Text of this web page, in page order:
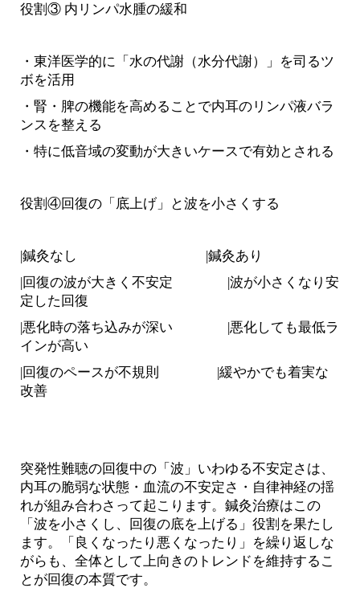
役割③ 内リンパ水腫の緩和
・東洋医学的に「水の代謝（水分代謝）」を司るツ
ボを活用
・腎・脾の機能を高めることで内耳のリンパ液バラ
ンスを整える
・特に低音域の変動が大きいケースで有効とされる
役割④回復の「底上げ」と波を小さくする
|鍼灸なし
|鍼灸あり
|回復の波が大きく不安定 |波が小さくなり安
定した回復
|悪化時の落ち込みが深い |悪化しても最低ラ
インが高い
|回復のペースが不規則
|緩やかでも着実な
改善
突発性難聴の回復中の「波」いわゆる不安定さは、
内耳の脆弱な状態・血流の不安定さ・自律神経の揺
れが組み合わさって起こります。鍼灸治療はこの
「波を小さくし、回復の底を上げる」役割を果たし
ます。「良くなったり悪くなったり」を繰り返しな
がらも、全体として上向きのトレンドを維持するこ
とが回復の本質です。